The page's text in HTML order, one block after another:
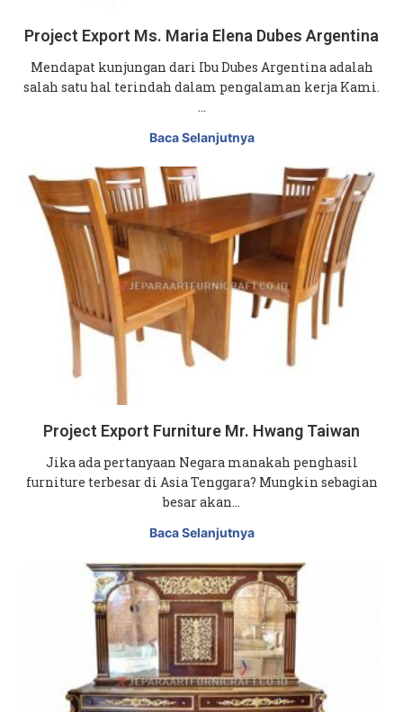
Project Export Ms. Maria Elena Dubes Argentina
Mendapat kunjungan dari Ibu Dubes Argentina adalah
salah satu hal terindah dalam pengalaman kerja Kami.
…
Baca Selanjutnya
Project Export Furniture Mr. Hwang Taiwan
Jika ada pertanyaan Negara manakah penghasil
furniture terbesar di Asia Tenggara? Mungkin sebagian
besar akan…
Baca Selanjutnya